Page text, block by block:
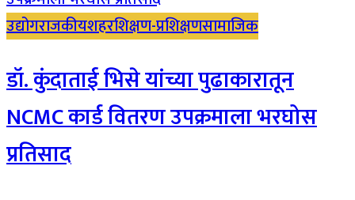
उद्योगराजकीयशहरशिक्षण-प्रशिक्षणसामाजिक
डॉ. कुंदाताई भिसे यांच्या पुढाकारातून
NCMC कार्ड वितरण उपक्रमाला भरघोस
प्रतिसाद